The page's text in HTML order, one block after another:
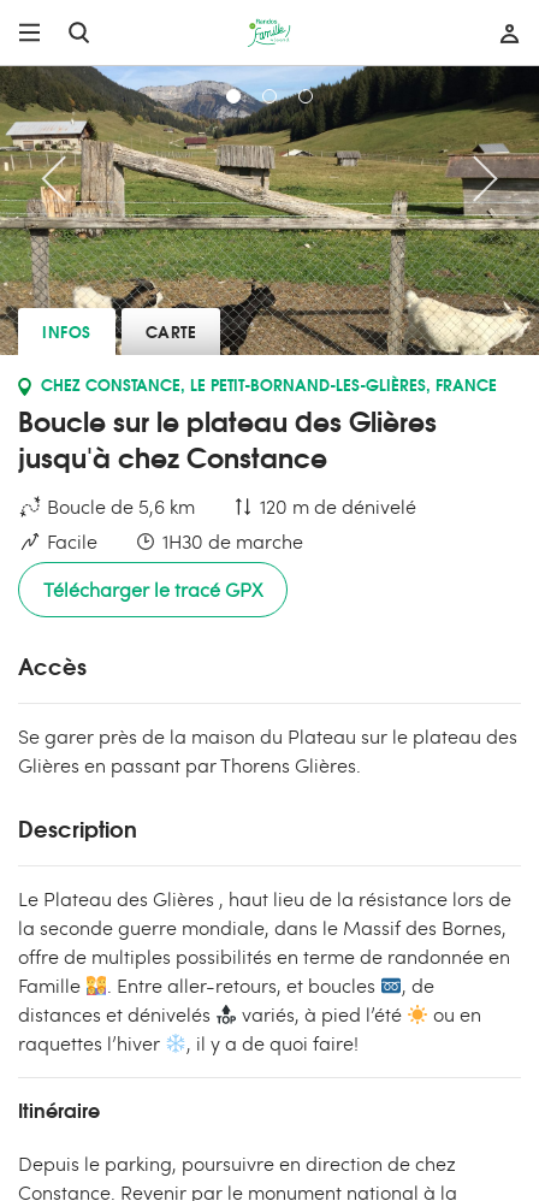
INFOS CARTE
CHEZ CONSTANCE, LE PETIT-BORNAND-LES-GLIÈRES, FRANCE
Boucle sur le plateau des Glières
jusqu'à chez Constance
Boucle de 5,6 km
120 m de dénivelé
Facile
1H30 de marche
Télécharger le tracé GPX
Accès
Se garer près de la maison du Plateau sur le plateau des
Glières en passant par Thorens Glières.
Description
Le Plateau des Glières , haut lieu de la résistance lors de
la seconde guerre mondiale, dans le Massif des Bornes,
offre de multiples possibilités en terme de randonnée en
Famille
. Entre aller-retours, et boucles
, de
distances et dénivelés
variés, à pied l’été
ou en
raquettes l’hiver
, il y a de quoi faire!
Itinéraire
Depuis le parking, poursuivre en direction de chez
Constance. Revenir par le monument national à la